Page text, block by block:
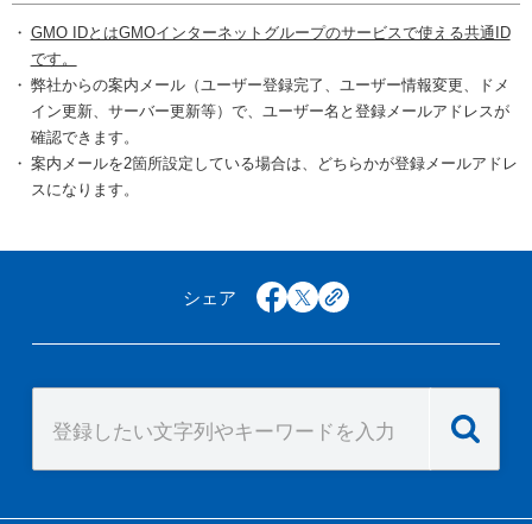
GMO IDとはGMOインターネットグループのサービスで使える共通ID
です。
弊社からの案内メール（ユーザー登録完了、ユーザー情報変更、ドメ
イン更新、サーバー更新等）で、ユーザー名と登録メールアドレスが
確認できます。
案内メールを2箇所設定している場合は、どちらかが登録メールアドレ
スになります。
シェア facebook
x copy